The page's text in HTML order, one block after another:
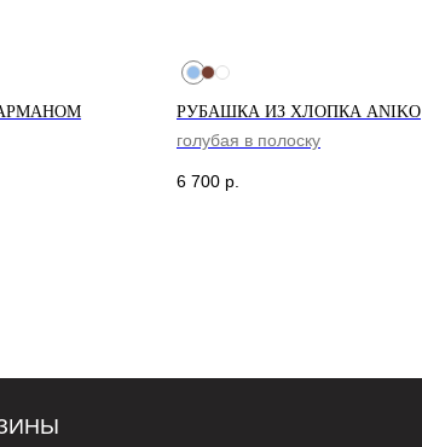
РУБАШКА ИЗ ХЛОПКА ANIKO
голубая в полоску
6 700 р.